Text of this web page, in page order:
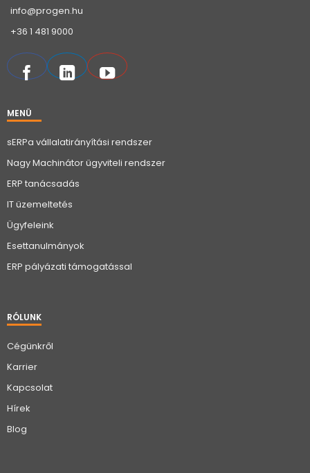
info@progen.hu
+36 1 481 9000
MENÜ
sERPa vállalatirányítási rendszer
Nagy Machinátor ügyviteli rendszer
ERP tanácsadás
IT üzemeltetés
Ügyfeleink
Esettanulmányok
ERP pályázati támogatással
RÓLUNK
Cégünkről
Karrier
Kapcsolat
Hírek
Blog